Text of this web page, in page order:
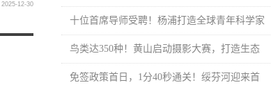
2025-12-30
十位首席导师受聘！杨浦打造全球青年科学家
鸟类达350种！黄山启动摄影大赛，打造生态
免签政策首日，1分40秒通关！绥芬河迎来首